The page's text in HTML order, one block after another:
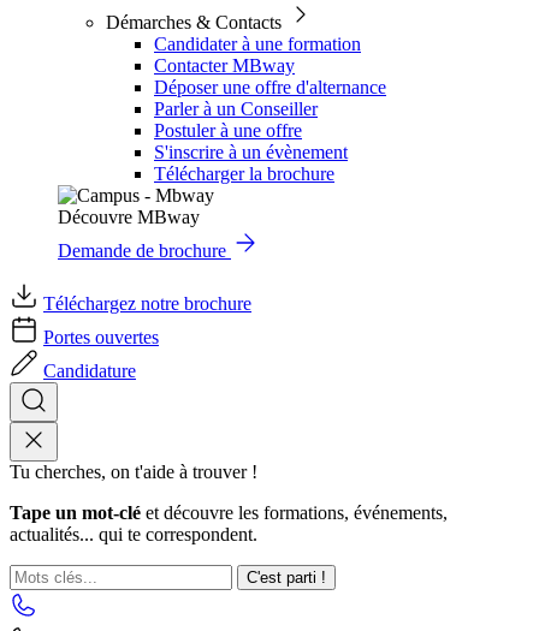
Démarches & Contacts
Candidater à une formation
Contacter MBway
Déposer une offre d'alternance
Parler à un Conseiller
Postuler à une offre
S'inscrire à un évènement
Télécharger la brochure
Découvre MBway
Demande de brochure
Téléchargez notre brochure
Portes ouvertes
Candidature
Tu cherches, on t'aide à trouver !
Tape un mot-clé et découvre les formations, événements,
actualités... qui te correspondent.
C'est parti !